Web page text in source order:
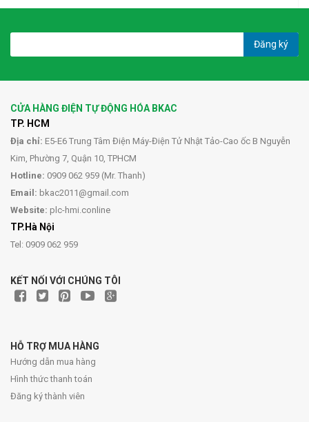
Đăng ký
CỬA HÀNG ĐIỆN TỰ ĐỘNG HÓA BKAC
TP. HCM
Địa chỉ: E5-E6 Trung Tâm Điện Máy-Điện Tử Nhật Tảo-Cao ốc B Nguyễn
Kim, Phường 7, Quận 10, TPHCM
Hotline: 0909 062 959 (Mr. Thanh)
Email: bkac2011@gmail.com
Website: plc-hmi.conline
TP.Hà Nội
Tel: 0909 062 959
KẾT NỐI VỚI CHÚNG TÔI
HỖ TRỢ MUA HÀNG
Hướng dẫn mua hàng
Hình thức thanh toán
Đăng ký thành viên